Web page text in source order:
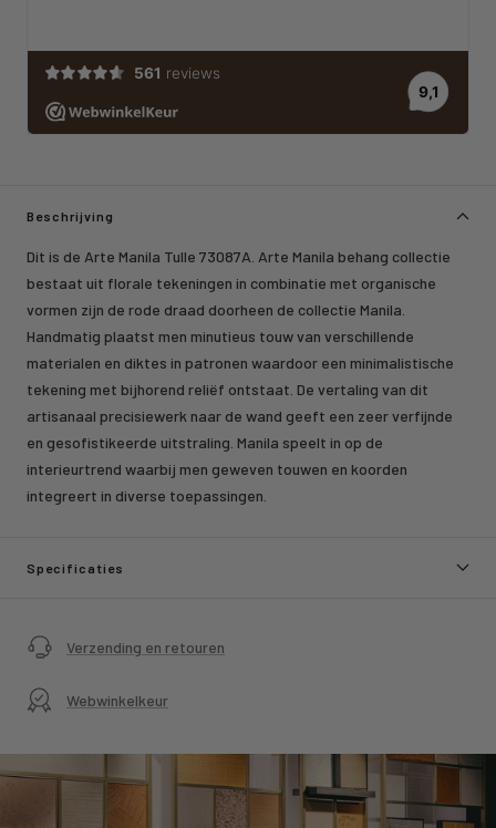
Beschrijving
Dit is de Arte Manila Tulle 73087A. Arte Manila behang collectie
bestaat uit florale tekeningen in combinatie met organische
vormen zijn de rode draad doorheen de collectie Manila.
Handmatig plaatst men minutieus touw van verschillende
materialen en diktes in patronen waardoor een minimalistische
tekening met bijhorend reliëf ontstaat. De vertaling van dit
artisanaal precisiewerk naar de wand geeft een zeer verfijnde
en gesofistikeerde uitstraling. Manila speelt in op de
interieurtrend waarbij men geweven touwen en koorden
integreert in diverse toepassingen.
Specificaties
Verzending en retouren
Webwinkelkeur